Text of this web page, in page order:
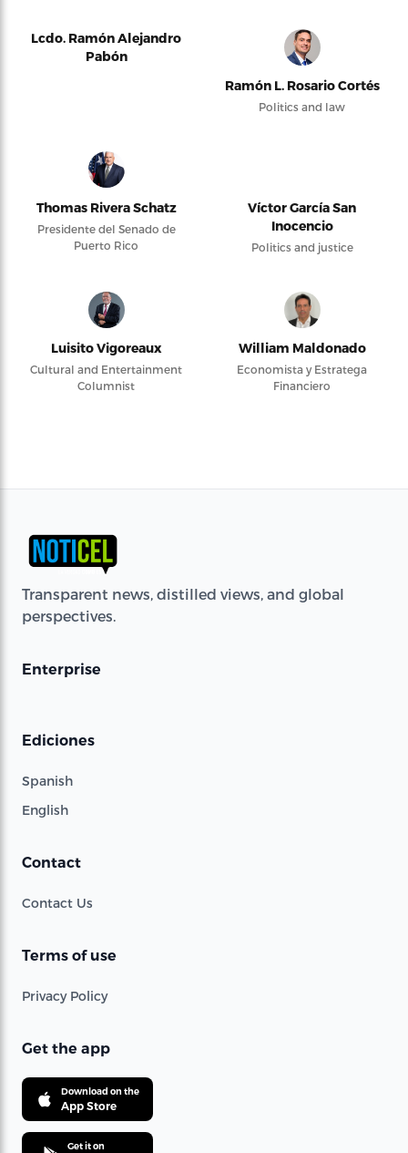
Lcdo. Ramón Alejandro
Pabón
Ramón L. Rosario Cortés
Politics and law
Thomas Rivera Schatz
Presidente del Senado de
Puerto Rico
Víctor García San
Inocencio
Politics and justice
Luisito Vigoreaux
Cultural and Entertainment
Columnist
William Maldonado
Economista y Estratega
Financiero
Transparent news, distilled views, and global
perspectives.
Enterprise
Ediciones
Spanish
English
Contact
Contact Us
Terms of use
Privacy Policy
Get the app
Download on the
App Store
Get it on